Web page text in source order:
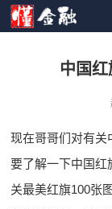
中国
现在哥哥们对有关
要了解一下中国红
关最美红旗100张